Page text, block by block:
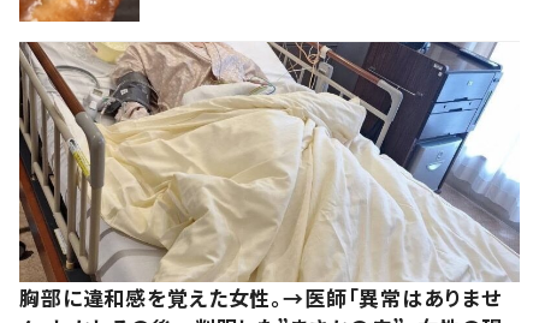
胸部に違和感を覚えた女性。→医師「異常はありませ